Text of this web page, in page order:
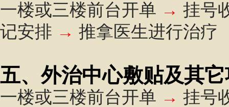
一楼或三楼前台开单 → 挂号
记安排 → 推拿医生进行治疗
五、外治中心敷贴及其
一楼或三楼前台开单 → 挂号